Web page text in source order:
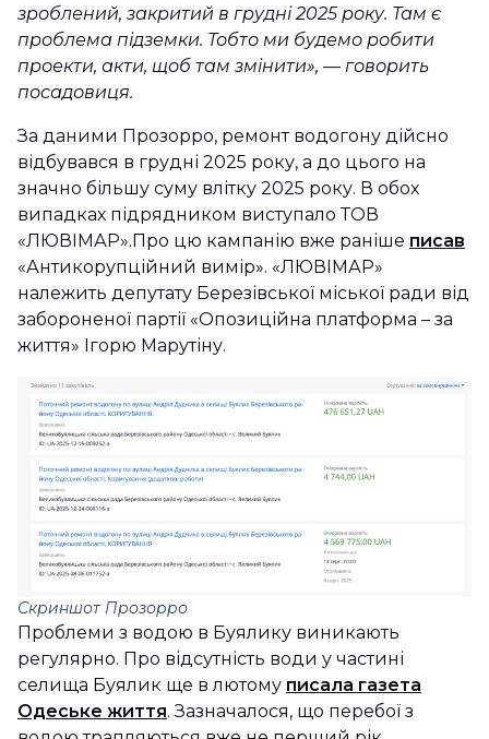
зроблений, закритий в грудні 2025 року. Там є
проблема підземки. Тобто ми будемо робити
проекти, акти, щоб там змінити», — говорить
посадовиця.
За даними Прозорро, ремонт водогону дійсно
відбувався в грудні 2025 року, а до цього на
значно більшу суму влітку 2025 року. В обох
випадках підрядником виступало ТОВ
«ЛЮВІМАР».Про цю кампанію вже раніше писав
«Антикорупційний вимір». «ЛЮВІМАР»
належить депутату Березівської міської ради від
забороненої партії «Опозиційна платформа – за
життя» Ігорю Марутіну.
Скриншот Прозорро
Проблеми з водою в Буялику виникають
регулярно. Про відсутність води у частині
селища Буялик ще в лютому писала газета
Одеське життя. Зазначалося, що перебої з